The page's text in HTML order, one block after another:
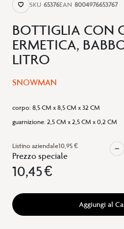
BOTTIGLIA CON
ERMETICA,
LITRO
Listino aziendale10,95 €
Prezzo speciale
10,45 €
corpo: 8,5 CM x 8,5 CM x 32 CM
guarnizione: 2,5 CM x 2,5 CM x 0,2 CM
SKU 65376EAN 8004976653767
Aggiungi al
SNOWMAN